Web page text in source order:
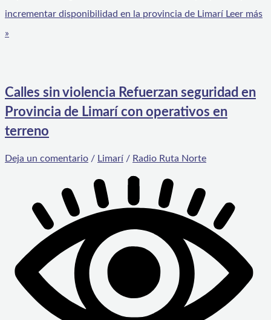
incrementar disponibilidad en la provincia de Limarí Leer más
»
Calles sin violencia Refuerzan seguridad en
Provincia de Limarí con operativos en
terreno
Deja un comentario / Limarí / Radio Ruta Norte